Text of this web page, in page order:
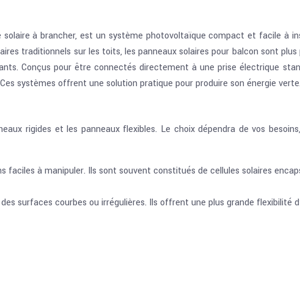
à brancher, est un système photovoltaïque compact et facile à
traditionnels sur les toits, les panneaux solaires pour balcon sont
Conçus pour être connectés directement à une prise électrique
systèmes offrent une solution pratique pour produire son énergie verte.
rigides et les panneaux flexibles. Le choix dépendra de vos
faciles à manipuler. Ils sont souvent constitués de cellules solaires
surfaces courbes ou irrégulières. Ils offrent une plus grande flexibilité